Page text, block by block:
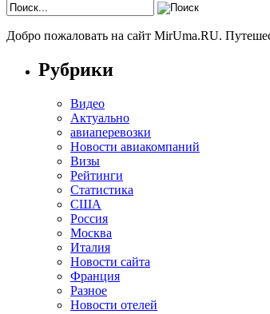
Добро пожаловать на сайт MirUma.RU.
Рубрики
Видео
Актуально
авиаперевозки
Новости авиакомпаний
Визы
Рейтинги
Статистика
США
Россия
Москва
Италия
Новости сайта
Франция
Разное
Новости отелей